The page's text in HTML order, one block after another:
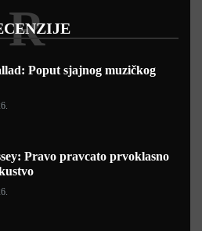
R
Poput sjajnog muzičkog
Pravo pravcato prvoklasno